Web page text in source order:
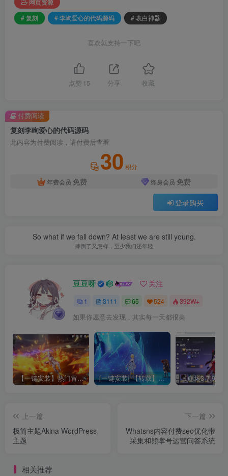
网页资源
# 复刻
# 李峋爱心的代码源码 # 表白神器
喜欢就支持一下吧
点赞 15 分享 收藏
复刻李峋爱心的代码源码
此内容为付费阅读，请付费后查看
30 积分
年费会员 免费 终身会员 免费
登录购买
付费阅读
So what if we fall down? At least we are still young.
摔倒了又怎样，至少我们还年轻
豆豆呀 关注
1 3111 65 524 392W+
如果你愿意去发现，其实每一天都很美
【一键安装】热门冒险策略类游戏崩坏：星穹铁道全新2.3版本一键端+一键代理+一键启动+免虚拟机 [一键安装] 【转载】原神3.4真端服务端+源码+配套客户端+详尽说明+GM工具+源码说明文件
上一篇
极简主题Akina WordPress
主题
下一篇
Whatsns内容付费seo优化带
采集和熊掌号运营问答系统
相关推荐